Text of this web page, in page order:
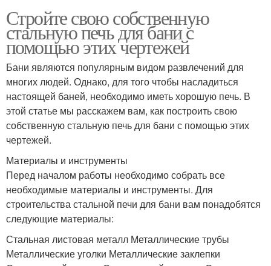
Стройте свою собственную
стальную печь для бани с
помощью этих чертежей
Бани являются популярным видом развлечений для
многих людей. Однако, для того чтобы насладиться
настоящей баней, необходимо иметь хорошую печь. В
этой статье мы расскажем вам, как построить свою
собственную стальную печь для бани с помощью этих
чертежей.
Материалы и инструменты
Перед началом работы необходимо собрать все
необходимые материалы и инструменты. Для
строительства стальной печи для бани вам понадобятся
следующие материалы:
Стальная листовая металл Металлические трубы
Металлические уголки Металлические заклепки